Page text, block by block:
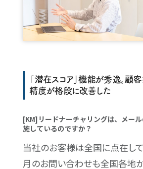
「潜在スコア」機能が秀逸。顧
精度が格段に改善した
[KM]リードナーチャリングは、メー
施しているのですか？
当社のお客様は全国に点在して
月のお問い合わせも全国各地